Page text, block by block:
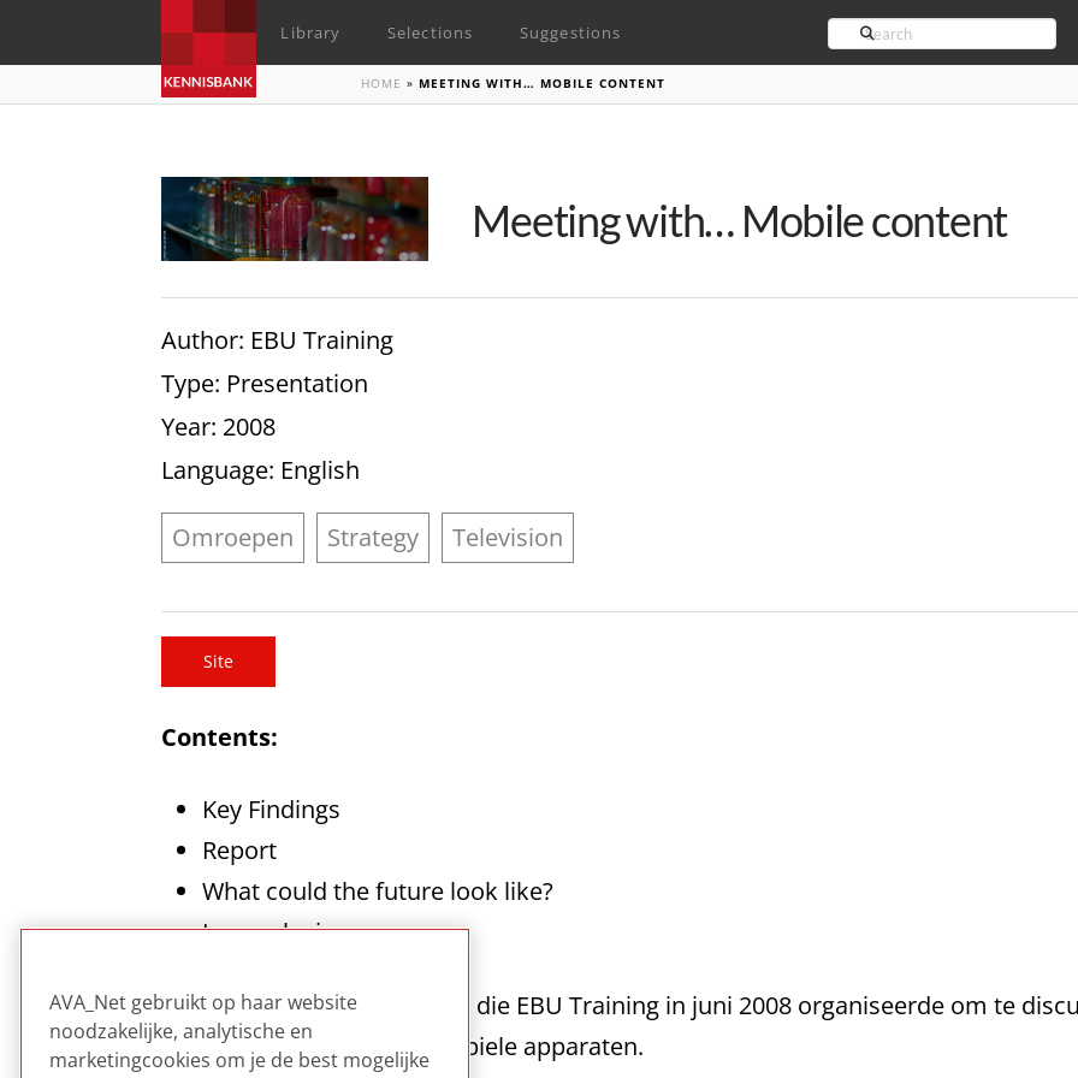
Library Selections Suggestions Search
HOME »MEETING WITH… MOBILE CONTENT
Meeting with… Mobile content
Author: EBU Training
Type: Presentation
Year: 2008
Language: English
Omroepen Strategy Television
Site
Contents:
Key Findings
Report
What could the future look like?
In conclusion.
Kort verslag van de meeting die EBU Training in juni 2008 organiseerde om te
van TV uitzendingen via mobiele apparaten.
AVA_Net gebruikt op haar website
noodzakelijke, analytische en
marketingcookies om je de best mogelijke